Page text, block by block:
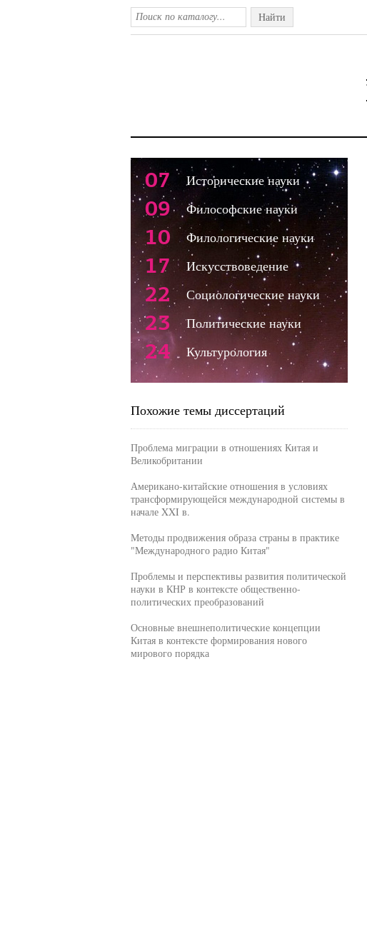
Найти
07 Исторические науки
09 Философские науки
10 Филологические науки
17 Искусствоведение
22 Социологические науки
23 Политические науки
24 Культурология
Похожие темы диссертаций
Проблема миграции в отношениях Китая и
Великобритании
Американо-китайские отношения в условиях
трансформирующейся международной системы в
начале XXI в.
Методы продвижения образа страны в практике
"Международного радио Китая"
Проблемы и перспективы развития политической
науки в КНР в контексте общественно-
политических преобразований
Основные внешнеполитические концепции
Китая в контексте формирования нового
мирового порядка